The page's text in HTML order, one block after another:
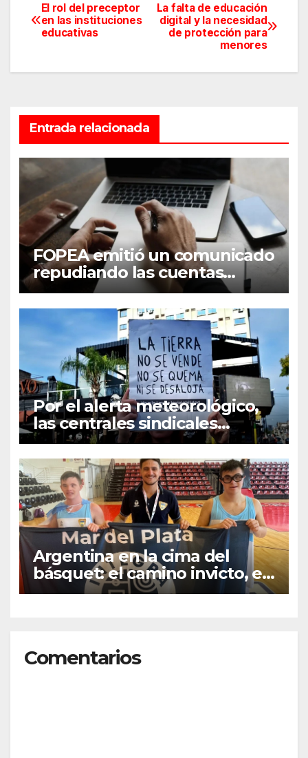
Navegación
de
entradas
La falta de educación
digital y la necesidad
de protección para
menores
El rol del preceptor
en las instituciones
educativas
Entrada relacionada
FOPEA emitió un comunicado
repudiando las cuentas
pseudo periodísticas de
Instagram en Mar del Plata
Por el alerta meteorológico,
las centrales sindicales
suspendieron la convocatoria
contra la Ley de Tierras en
Mar del Plata
Argentina en la cima del
básquet: el camino invicto, el
esfuerzo familiar y la jugada
Comentarios